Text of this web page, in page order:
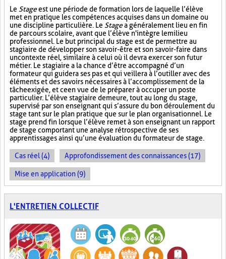
Le Stageest une période de formation lors de laquelle l’élève
met en pratique les compétences acquises dans un domaine ou
une discipline particulière. Le Stagea généralement lieu en fin
de parcours scolaire, avant que l’élève n'intègre le milieu
professionnel. Le but principal du stage est de permettre au
stagiaire de développer son savoir-être et son savoir-faire dans
un contexte réel, similaire à celui où il devra exercer son futur
métier. Le stagiaire a la chance d’être accompagné d’un
formateur qui guidera ses pas et qui veillera à l’outiller avec des
éléments et des savoirs nécessaires à l’accomplissement de la
tâche exigée, et ce en vue de le préparer à occuper un poste
particulier. L’élève stagiaire demeure, tout au long du stage,
supervisé par son enseignant qui s’assure du bon déroulement du
stage tant sur le plan pratique que sur le plan organisationnel. Le
stage prend fin lorsque l’élève remet à son enseignant un rapport
de stage comportant une analyse rétrospective de ses
apprentissages ainsi qu’une évaluation du formateur de stage.
Cas réel (4) Approfondissement des connaissances (17)
Mise en application (9)
L'ENTRETIEN COLLECTIF